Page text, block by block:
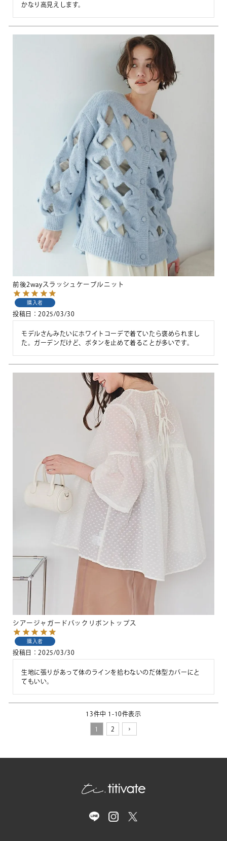
かなり高見えします。
前後2wayスラッシュケーブルニット
購入者
投稿日 2025/03/30
モデルさんみたいにホワイトコーデで着ていたら褒められまし
た。ガーデンだけど、ボタンを止めて着ることが多いです。
シアージャガードバックリボントップス
購入者
投稿日 2025/03/30
生地に張りがあって体のラインを拾わないのだ体型カバーにと
てもいい。
13件中 1 -10件表示
1 2